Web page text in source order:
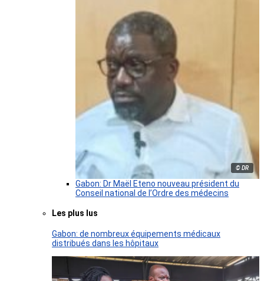
© DR
Gabon: Dr Maël Eteno nouveau président du
Conseil national de l’Ordre des médecins
Les plus lus
Gabon: de nombreux équipements médicaux
distribués dans les hôpitaux